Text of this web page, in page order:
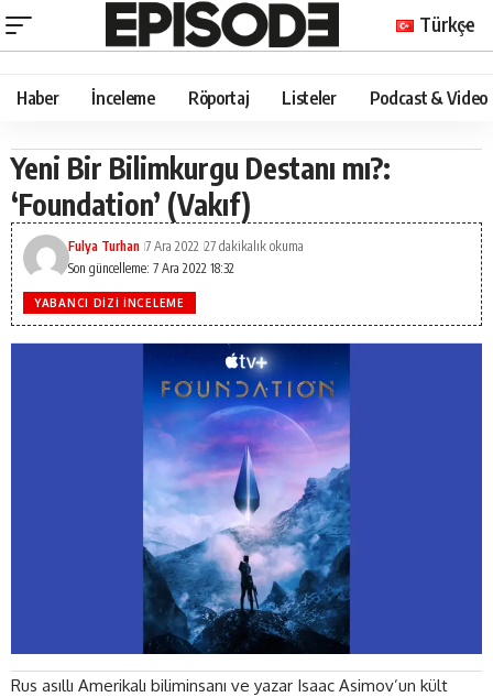
Türkçe
Haber İnceleme Röportaj Listeler Podcast & Video
Yeni Bir Bilimkurgu Destanı mı?:
‘Foundation’ (Vakıf)
Son güncelleme: 7 Ara 2022 18:32
Fulya Turhan 7 Ara 2022 27 dakikalık okuma
YABANCI DIZI İNCELEME
Rus asıllı Amerikalı biliminsanı ve yazar Isaac Asimov’un kült